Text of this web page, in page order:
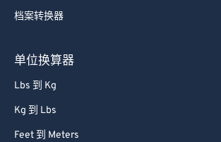
档案转换器
单位换算器
Lbs 到 Kg
Kg 到 Lbs
Feet 到 Meters